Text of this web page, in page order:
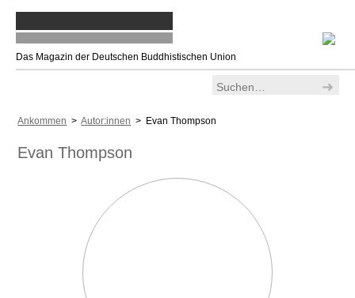
Das Magazin der Deutschen Buddhistischen Union
Ankommen >Autor:innen > Evan Thompson
Evan Thompson